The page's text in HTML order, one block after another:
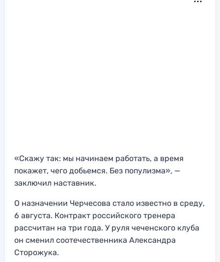
«Скажу так: мы начинаем работать, а время
покажет, чего добьемся. Без популизма», —
заключил наставник.
О назначении Черчесова стало известно в среду,
6 августа. Контракт российского тренера
рассчитан на три года. У руля чеченского клуба
он сменил соотечественника Александра
Сторожука.